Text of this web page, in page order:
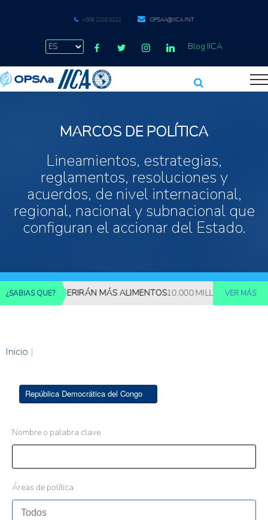
+506 2216 0222 OPSAA@IICA.INT
Blog IICA
MARCOS DE POLÍTICA
Lineamientos, estrategias,
reglamentos, resoluciones y
acuerdos, de nivel internacional,
regional, nacional y subnacional que
configuran el accionar del Estado.
¿SABIAS QUE?REQUERIRÁN MÁS ALIMENTOS10.000 MILLONES DEVER MÁS
Inicio |
República Democrática del Congo
Nombre o palabra clave
Áreas de política